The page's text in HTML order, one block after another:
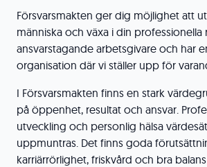
Försvarsmakten ger dig möjlighet att
människa och växa i din professionella
ansvarstagande arbetsgivare och har
organisation där vi ställer upp för
I Försvarsmakten finns en stark
på öppenhet, resultat och ansvar.
utveckling och personlig hälsa
uppmuntras. Det finns goda
karriärrörlighet, friskvård och bra